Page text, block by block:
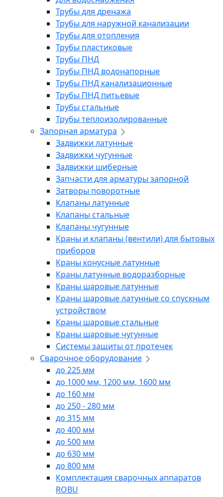
Трубы для дренажа
Трубы для наружной канализации
Трубы для отопления
Трубы пластиковые
Трубы ПНД
Трубы ПНД водонапорные
Трубы ПНД канализационные
Трубы ПНД питьевые
Трубы стальные
Трубы теплоизолированные
Запорная арматура
Задвижки латунные
Задвижки чугунные
Задвижки шиберные
Запчасти для арматуры запорной
Затворы поворотные
Клапаны латунные
Клапаны стальные
Клапаны чугунные
Краны и клапаны (вентили) для бытовых
приборов
Краны конусные латунные
Краны латунные водоразборные
Краны шаровые латунные
Краны шаровые латунные со спускным
устройством
Краны шаровые стальные
Краны шаровые чугунные
Системы защиты от протечек
Сварочное оборудование
до 225 мм
до 1000 мм, 1200 мм, 1600 мм
до 160 мм
до 250 - 280 мм
до 315 мм
до 400 мм
до 500 мм
до 630 мм
до 800 мм
Комплектация сварочных аппаратов
ROBU